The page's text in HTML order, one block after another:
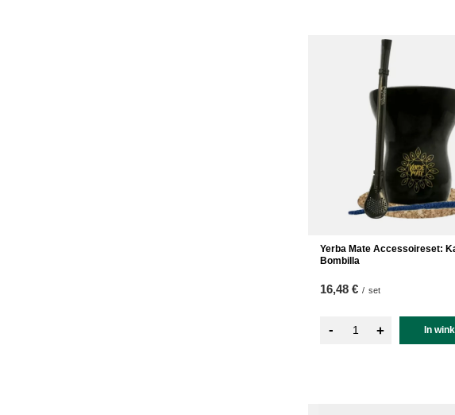
Yerba Mate Accessoireset:
Bombilla
16,48 € / set
- + In